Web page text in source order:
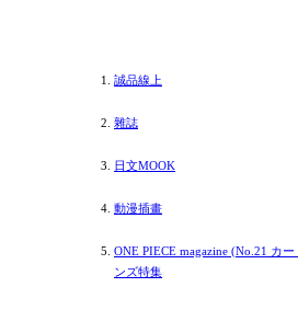
誠品線上
雜誌
日文MOOK
動漫插畫
ONE PIECE magazine (No.21 カ
ンズ特集